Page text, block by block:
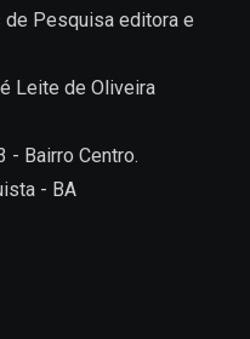
Pesquisa editora e
Leite de Oliveira
- Bairro Centro.
- BA